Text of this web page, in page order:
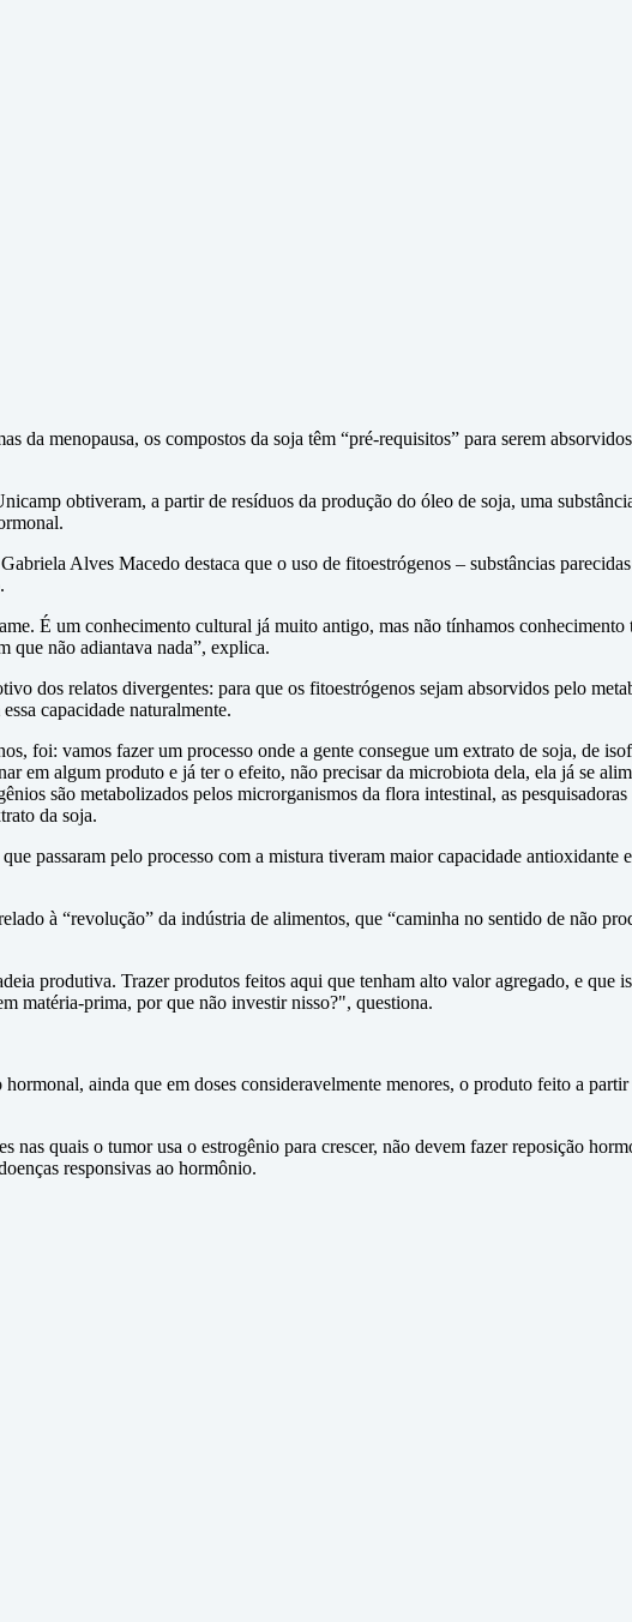
da menopausa, os compostos da soja têm “pré-requisitos” para serem
obtiveram, a partir de resíduos da produção do óleo de soja, uma
Alves Macedo destaca que o uso de fitoestrógenos – substâncias
É um conhecimento cultural já muito antigo, mas não tínhamos
que não adiantava nada”, explica.
dos relatos divergentes: para que os fitoestrógenos sejam absorvidos pelo
capacidade naturalmente.
foi: vamos fazer um processo onde a gente consegue um extrato de soja, de
em algum produto e já ter o efeito, não precisar da microbiota dela, ela já se
são metabolizados pelos microrganismos da flora intestinal, as
da soja.
passaram pelo processo com a mistura tiveram maior capacidade
à “revolução” da indústria de alimentos, que “caminha no sentido de não
produtiva. Trazer produtos feitos aqui que tenham alto valor agregado, e que
matéria-prima, por que não investir nisso?", questiona.
ainda que em doses consideravelmente menores, o produto feito a
nas quais o tumor usa o estrogênio para crescer, não devem fazer reposição
responsivas ao hormônio.